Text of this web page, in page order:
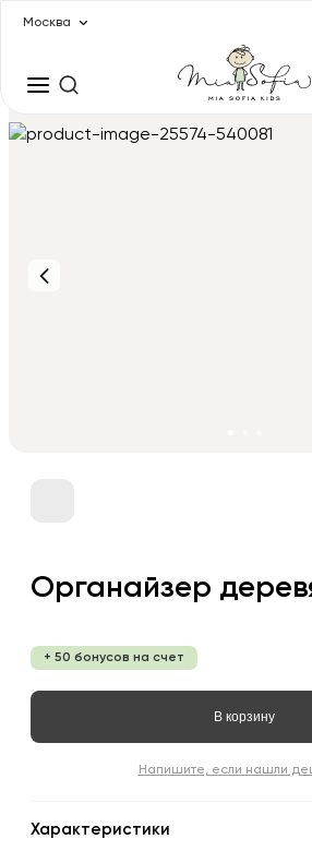
Москва
Органайзер
+ 50 бонусов на счет
В корзину
Напишите, если нашли
Характеристики